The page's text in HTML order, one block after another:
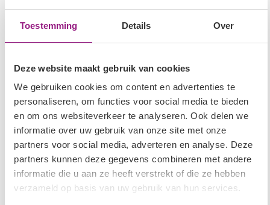
Toestemming Details Over
Deze website maakt gebruik van cookies
We gebruiken cookies om content en advertenties te
personaliseren, om functies voor social media te bieden
en om ons websiteverkeer te analyseren. Ook delen we
informatie over uw gebruik van onze site met onze
partners voor social media, adverteren en analyse. Deze
partners kunnen deze gegevens combineren met andere
informatie die u aan ze heeft verstrekt of die ze hebben
verzameld op basis van uw gebruik van hun services.
schrijven en/of de andere fijn motorische taken aan te
bieden, al op jonge leeftijd en op een LEUKE manier.
en biedt op dat gebied speelgoed, materiaal of schrijf- en
tekenspellen aan. Maak cadeautjes voor opa’s en oma’s,
hang het gemaakte werkje thuis op, speel samen met je
kind en geef vooral veel complimenten.
Wist je dat je al kunt verven met een baby?Doe een paar
druppels ver op een kleurplaat of papier en doe deze in een